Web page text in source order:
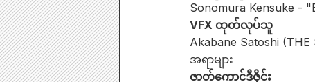
Sonomura Kensuke -
VFX ထုတ်လုပ်သူ
Akabane Satoshi
အရာများ
ဇာတ်ကောင်ဒီဇိုင်း